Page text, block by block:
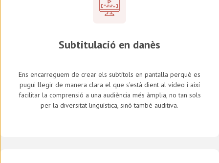
Subtitulació en danès
Ens encarreguem de crear els subtítols en pantalla perquè es
pugui llegir de manera clara el que s'està dient al vídeo i així
facilitar la comprensió a una audiència més àmplia, no tan sols
per la diversitat lingüística, sinó també auditiva.